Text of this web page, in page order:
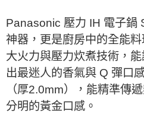
Panasonic 壓力 IH 電子鍋
神器，更是廚房中的全能
大火力與壓力炊煮技術，
出最迷人的香氣與 Q 彈口
（厚2.0mm），能精準傳
分明的黃金口感。